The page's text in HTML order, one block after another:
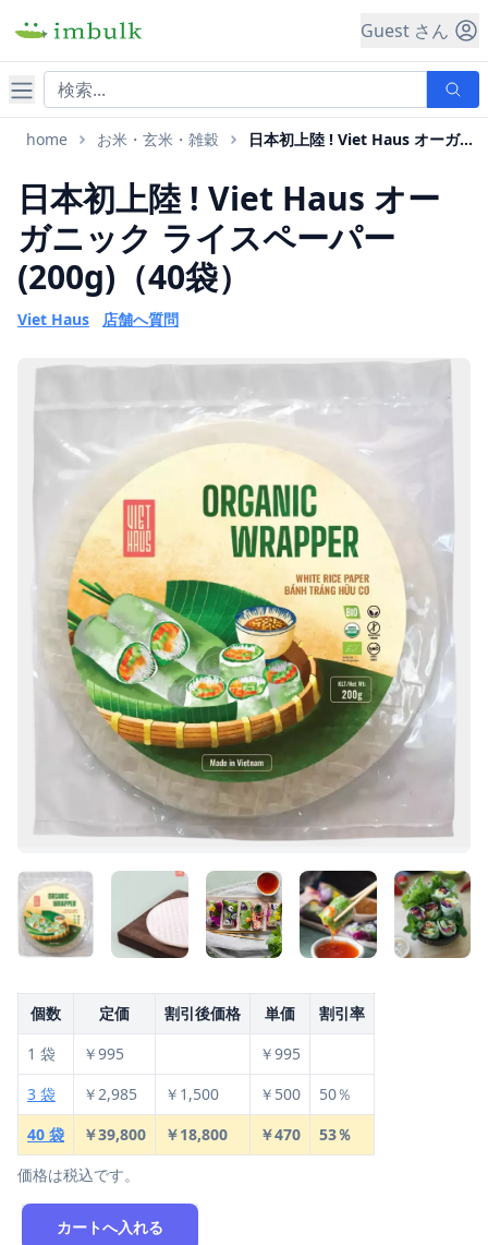
Guest さん
ナビゲーション
home お米・玄米・雑穀 日本初上陸 ! Viet Haus オーガニック ライスペーパー(200g)
日本初上陸 ! Viet Haus オー
ガニック ライスペーパー
(200g)（40袋）
Viet Haus 店舗へ質問
個数 定価 割引後価格 単価
割引率
1 袋
￥995
￥995
3 袋
￥2,985 ￥1,500 ￥500
50％
40 袋
￥39,800 ￥18,800 ￥470
53％
価格は税込です。
カートへ入れる